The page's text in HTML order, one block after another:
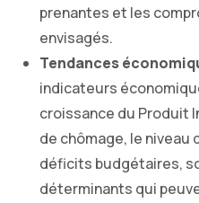
prenantes et les
envisagés.
Tendances
indicateurs
croissance du Produit
de chômage, le niveau
déficits budgétaires,
déterminants qui